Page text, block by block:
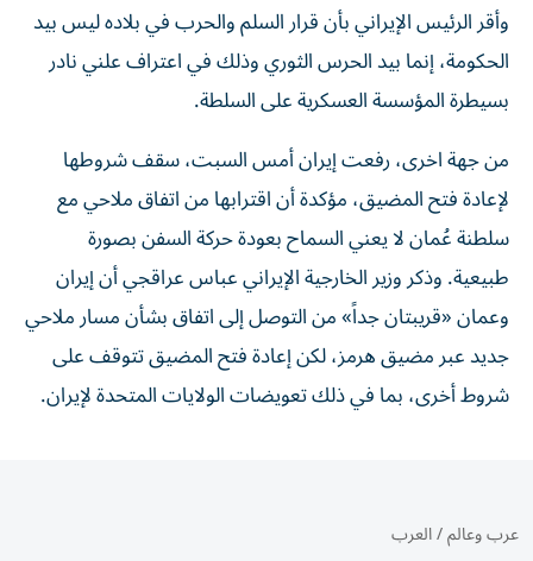
وأقر الرئيس الإيراني بأن قرار السلم والحرب في بلاده ليس بيد
الحكومة، إنما بيد الحرس الثوري وذلك في اعتراف علني نادر
بسيطرة المؤسسة العسكرية على السلطة.
من جهة اخرى، رفعت إيران أمس السبت، سقف شروطها
لإعادة فتح المضيق، مؤكدة أن اقترابها من اتفاق ملاحي مع
سلطنة عُمان لا يعني السماح بعودة حركة السفن بصورة
طبيعية. وذكر وزير الخارجية الإيراني عباس عراقجي أن إيران
وعمان «قريبتان جداً» من ‌التوصل إلى اتفاق بشأن مسار ملاحي
جديد عبر مضيق هرمز، لكن إعادة فتح المضيق تتوقف على
شروط أخرى، بما في ذلك تعويضات الولايات المتحدة لإيران.
عرب وعالم/العرب